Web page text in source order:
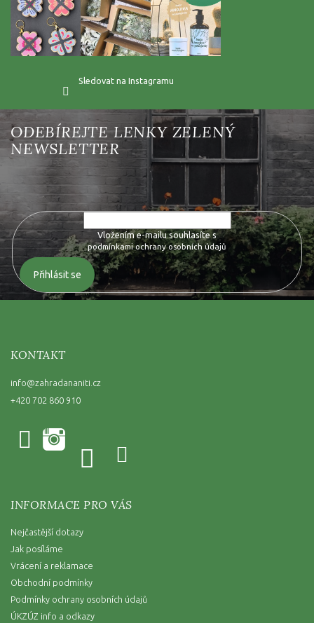
Sledovat na Instagramu
Vložte svůj e-mail a my vám budeme zasílat informace o nových
produktech na našem e-shopu.
Vložením e-mailu souhlasíte s
podmínkami ochrany osobních údajů
Přihlásit se
KONTAKT
info@zahradananiti.cz
+420 702 860 910
INFORMACE PRO VÁS
Nejčastější dotazy
Jak posíláme
Vrácení a reklamace
Obchodní podmínky
Podmínky ochrany osobních údajů
ÚKZÚZ info a odkazy